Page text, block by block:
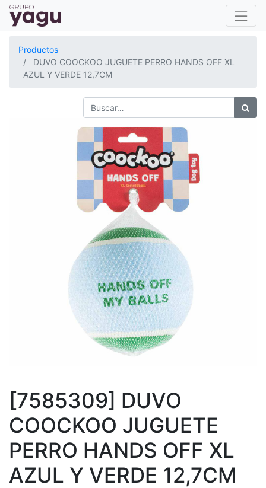
Productos
DUVO COOCKOO JUGUETE PERRO HANDS OFF XL
AZUL Y VERDE 12,7CM
[7585309] DUVO
COOCKOO JUGUETE
PERRO HANDS OFF XL
AZUL Y VERDE 12,7CM